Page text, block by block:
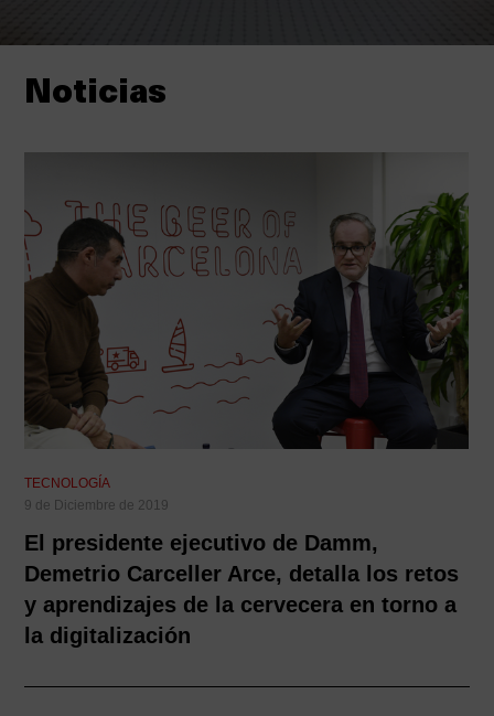
Noticias
TECNOLOGÍA
9 de Diciembre de 2019
El presidente ejecutivo de Damm,
Demetrio Carceller Arce, detalla los retos
y aprendizajes de la cervecera en torno a
la digitalización